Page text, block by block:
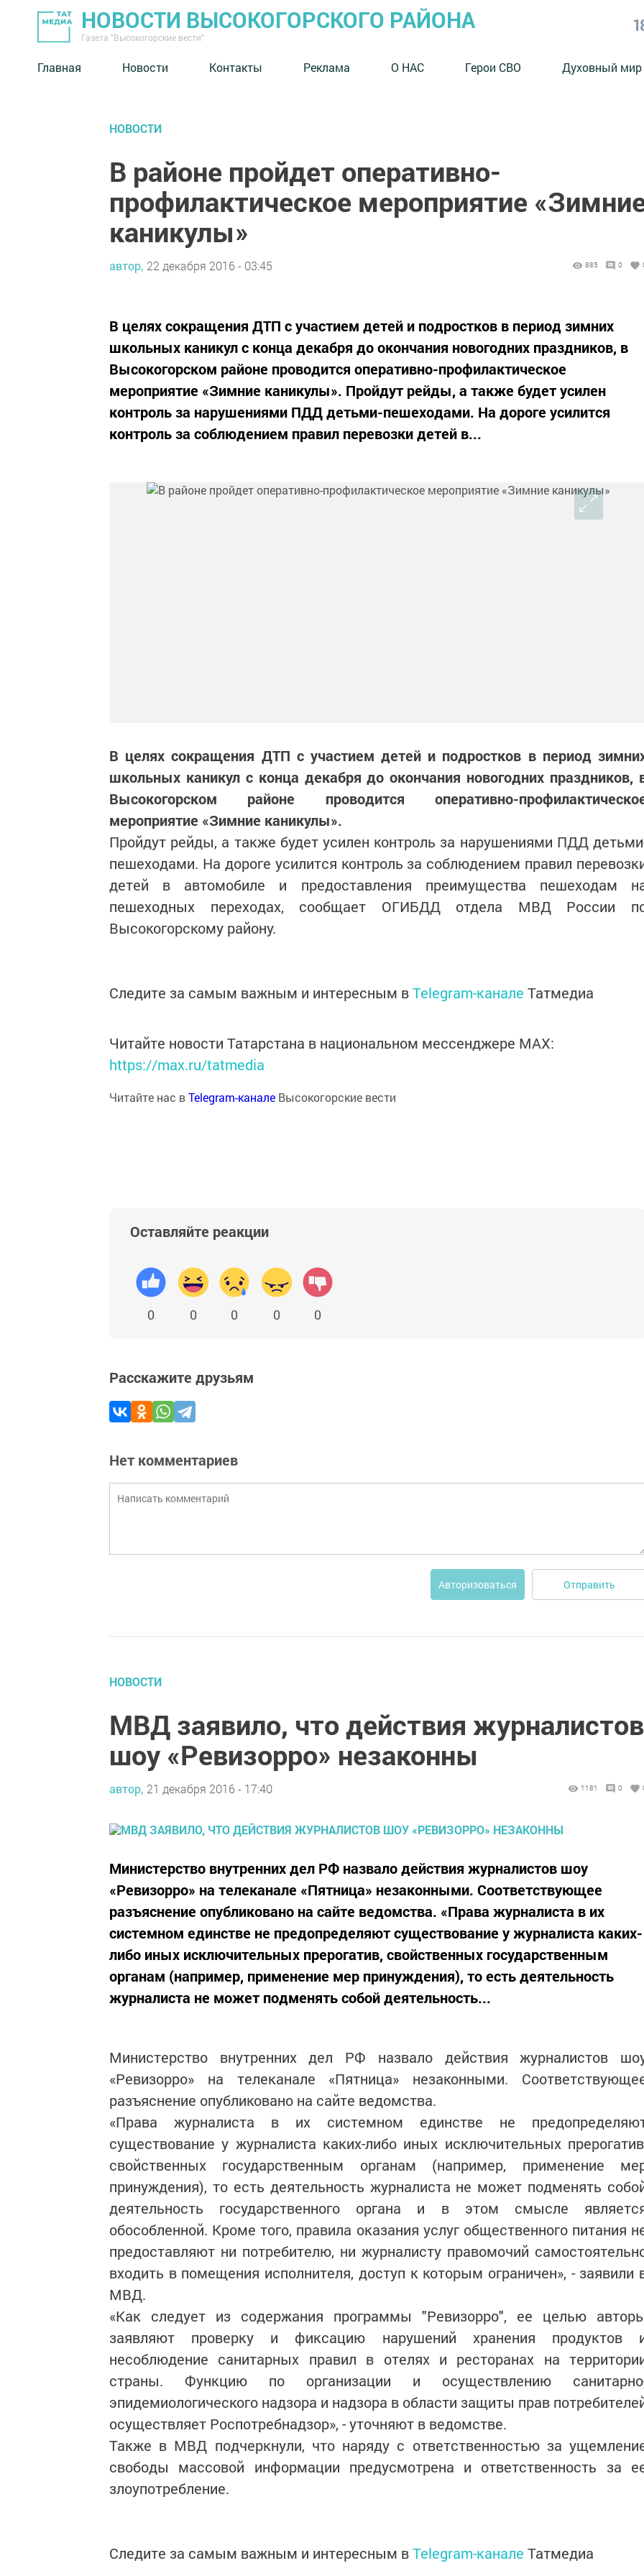
НОВОСТИ ВЫСОКОГОРСКОГО РАЙОНА
Газета "Высокогорские вести"
Главная Новости Контакты Реклама О НАС Герои СВО Духовный мир
НОВОСТИ
В районе пройдет оперативно-
профилактическое мероприятие
каникулы»
автор, 22 декабря 2016 - 03:45 885 0
В целях сокращения ДТП с участием детей и подростков в период зимних
школьных каникул с конца декабря до окончания новогодних праздников, в
Высокогорском районе проводится оперативно-профилактическое
мероприятие «Зимние каникулы». Пройдут рейды, а также будет усилен
контроль за нарушениями ПДД детьми-пешеходами. На дороге усилится
контроль за соблюдением правил перевозки детей в...
В целях сокращения ДТП с участием детей и подростков в период
школьных каникул с конца декабря до окончания новогодних праздников,
Высокогорском районе проводится оперативно-
мероприятие «Зимние каникулы».
Пройдут рейды, а также будет усилен контроль за нарушениями ПДД
пешеходами. На дороге усилится контроль за соблюдением правил
детей в автомобиле и предоставления преимущества пешеходам
пешеходных переходах, сообщает ОГИБДД отдела МВД России
Высокогорскому району.
Следите за самым важным и интересным вTelegram-канале Татмедиа
Читайте новости Татарстана в национальном мессенджере MАХ:
https://max.ru/tatmedia
Читайте нас вTelegram-канале Высокогорские вести
Оставляйте реакции
0 0 0 0 0
Расскажите друзьям
Нет комментариев
Авторизоваться Отправить
НОВОСТИ
МВД заявило, что действия журналистов
шоу «Ревизорро» незаконны
автор, 21 декабря 2016 - 17:40 1181 0
Министерство внутренних дел РФ назвало действия журналистов шоу
«Ревизорро» на телеканале «Пятница» незаконными. Соответствующее
разъяснение опубликовано на сайте ведомства. «Права журналиста в их
системном единстве не предопределяют существование у журналиста каких-
либо иных исключительных прерогатив, свойственных государственным
органам (например, применение мер принуждения), то есть деятельность
журналиста не может подменять собой деятельность...
Министерство внутренних дел РФ назвало действия журналистов
«Ревизорро» на телеканале «Пятница» незаконными.
разъяснение опубликовано на сайте ведомства.
«Права журналиста в их системном единстве не
существование у журналиста каких-либо иных исключительных
свойственных государственным органам (например, применение
принуждения), то есть деятельность журналиста не может подменять
деятельность государственного органа и в этом смысле
обособленной. Кроме того, правила оказания услуг общественного питания
предоставляют ни потребителю, ни журналисту правомочий
входить в помещения исполнителя, доступ к которым ограничен», - заявили
МВД.
«Как следует из содержания программы "Ревизорро", ее целью
заявляют проверку и фиксацию нарушений хранения продуктов
несоблюдение санитарных правил в отелях и ресторанах на
страны. Функцию по организации и осуществлению
эпидемиологического надзора и надзора в области защиты прав
осуществляет Роспотребнадзор», - уточняют в ведомстве.
Также в МВД подчеркнули, что наряду с ответственностью за
свободы массовой информации предусмотрена и ответственность за
злоупотребление.
Следите за самым важным и интересным вTelegram-канале Татмедиа